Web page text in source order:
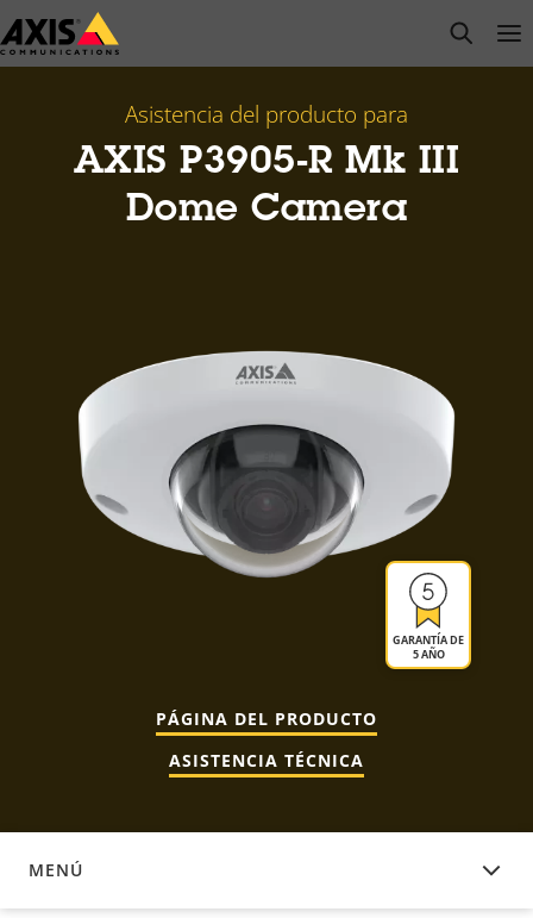
Saltar
al
open
Asistencia del producto para
AXIS P3905-R Mk III
Dome Camera
GARANTÍA DE
5 AÑO
PÁGINA DEL PRODUCTO
ASISTENCIA TÉCNICA
MENÚ
SOFTWARE DEL DISPOSITIVO